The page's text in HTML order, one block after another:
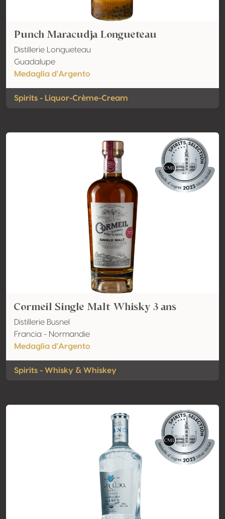
Punch Maracudja Longueteau
Distillerie Longueteau
Guadalupe
Medaglia d'Argento
Spirits - Liquor-Crème-Cream
Cormeil Single Malt Whisky 3 ans
Distillerie Busnel
Francia - Normandie
Medaglia d'Argento
Spirits - Whisky & Whiskey